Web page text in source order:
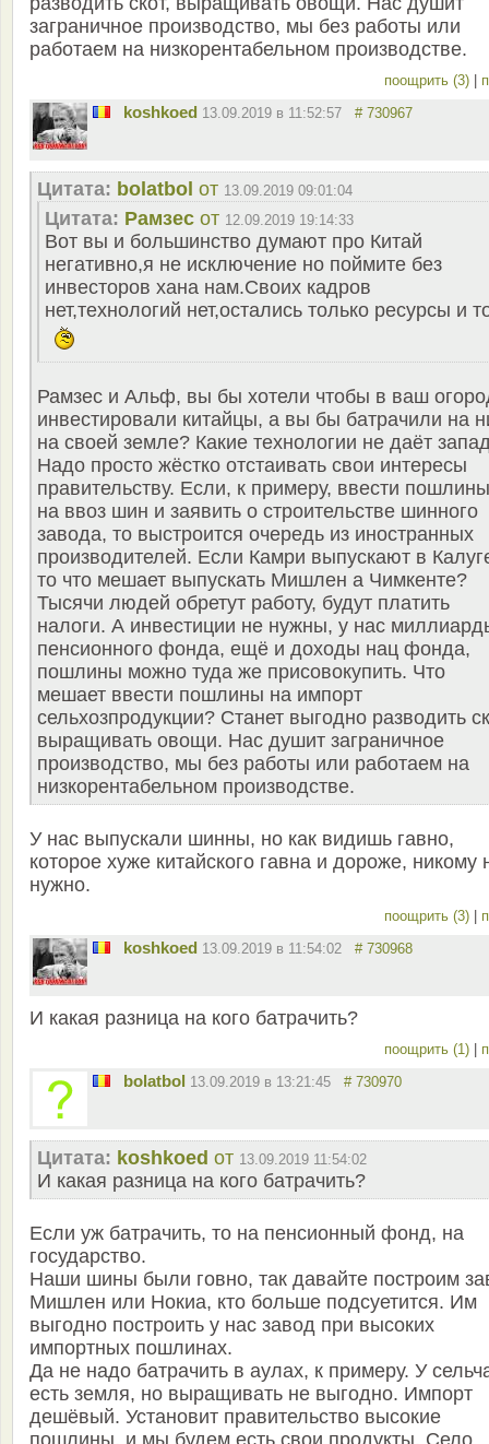
заграничное производство, мы без работы или
работаем на низкорентабельном производстве.
поощрить (3)
koshkoed 13.09.2019 в 11:52:57 # 730967
Цитата: bolatbol от 13.09.2019 09:01:04
Цитата: Рамзес от 12.09.2019 19:14:33
Вот вы и большинство думают про Китай
негативно,я не исключение но поймите без
инвесторов хана нам.Своих кадров
нет,технологий нет,остались только ресурсы и
Рамзес и Альф, вы бы хотели чтобы в ваш
инвестировали китайцы, а вы бы батрачили на
на своей земле? Какие технологии не даёт
Надо просто жёстко отстаивать свои интересы
правительству. Если, к примеру, ввести пошлины
на ввоз шин и заявить о строительстве шинного
завода, то выстроится очередь из иностранных
производителей. Если Камри выпускают в
то что мешает выпускать Мишлен а Чимкенте?
Тысячи людей обретут работу, будут платить
налоги. А инвестиции не нужны, у нас
пенсионного фонда, ещё и доходы нац фонда,
пошлины можно туда же присовокупить. Что
мешает ввести пошлины на импорт
сельхозпродукции? Станет выгодно разводить
выращивать овощи. Нас душит заграничное
производство, мы без работы или работаем на
низкорентабельном производстве.
У нас выпускали шинны, но как видишь гавно,
которое хуже китайского гавна и дороже, никому
нужно.
поощрить (3)
koshkoed 13.09.2019 в 11:54:02 # 730968
И какая разница на кого батрачить?
поощрить (1)
bolatbol 13.09.2019 в 13:21:45 # 730970
Цитата: koshkoed от 13.09.2019 11:54:02
И какая разница на кого батрачить?
Если уж батрачить, то на пенсионный фонд, на
государство.
Наши шины были говно, так давайте построим
Мишлен или Нокиа, кто больше подсуетится. Им
выгодно построить у нас завод при высоких
импортных пошлинах.
Да не надо батрачить в аулах, к примеру. У
есть земля, но выращивать не выгодно. Импорт
дешёвый. Установит правительство высокие